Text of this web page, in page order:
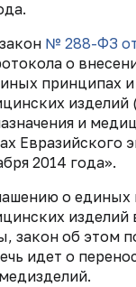
№ 288-ФЗ
о
принципах
изделий
и
Евразийского
2014 года».
о единых
изделий
закон об этом
идет о